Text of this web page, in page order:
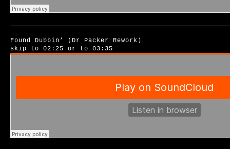
Found Dubbin’ (Dr Packer Rework)
skip to 02:25 or to 03:35